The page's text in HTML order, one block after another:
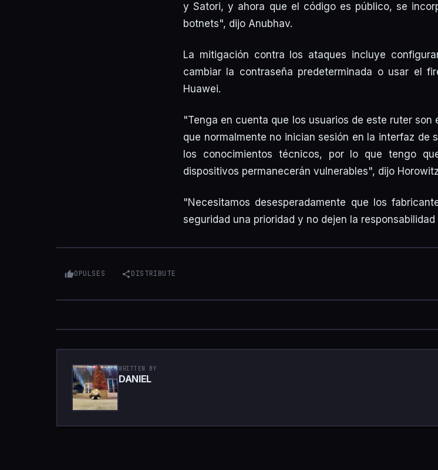
y Satori, y ahora que el código es público, se
botnets", dijo Anubhav.
La mitigación contra los ataques incluye
cambiar la contraseña predeterminada o usar el
Huawei.
"Tenga en cuenta que los usuarios de este ruter
que normalmente no inician sesión en la interfaz de
los conocimientos técnicos, por lo que tengo
dispositivos permanecerán vulnerables", dijo
"Necesitamos desesperadamente que los
seguridad una prioridad y no dejen la responsabilidad
0PULSES DISTRIBUTE
WRITTEN BY
DANIEL